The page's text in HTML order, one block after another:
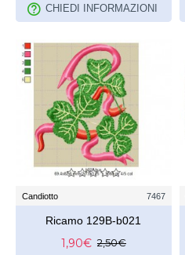
CHIEDI INFORMAZIONI
Candiotto 7467
Ricamo 129B-b021
1,90€ 2,50€